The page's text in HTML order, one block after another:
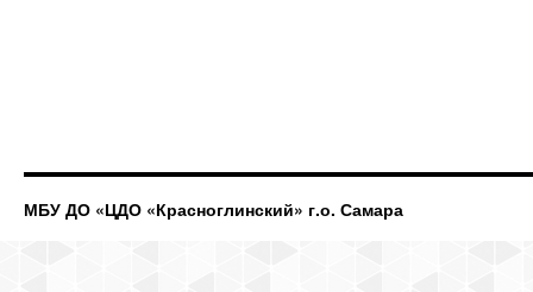
МБУ ДО «ЦДО «Красноглинский» г.о. Самара